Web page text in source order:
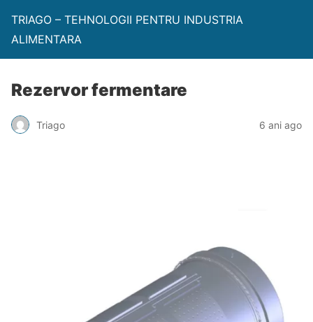
TRIAGO – TEHNOLOGII PENTRU INDUSTRIA
ALIMENTARA
Rezervor fermentare
Triago 6 ani ago